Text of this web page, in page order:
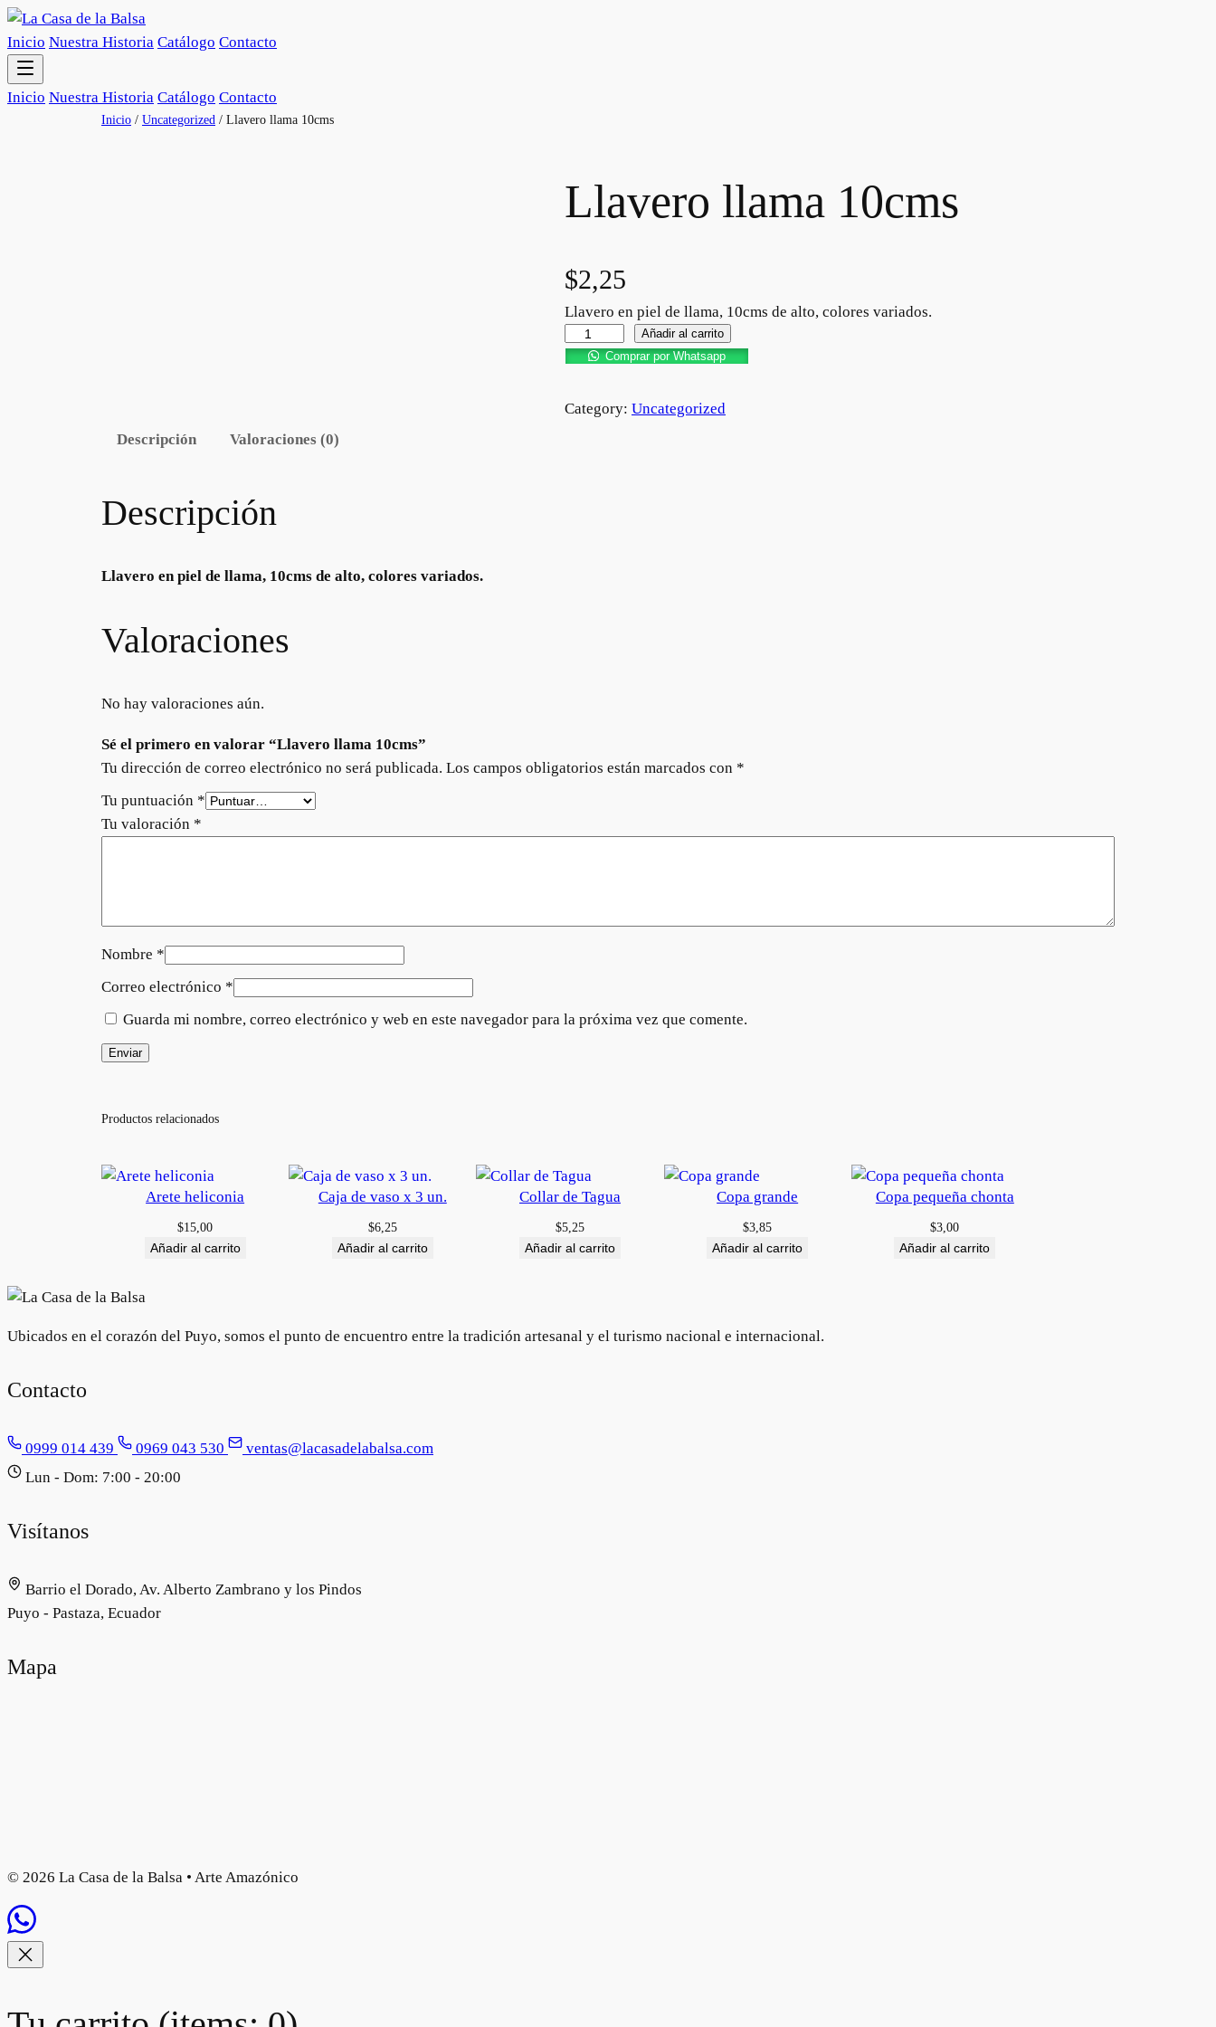
Inicio Nuestra Historia Catálogo Contacto
Inicio Nuestra Historia Catálogo Contacto
Inicio / Uncategorized / Llavero llama 10cms
Llavero llama 10cms
$2,25
Llavero en piel de llama, 10cms de alto, colores variados.
Añadir al carrito
Comprar por Whatsapp
Category: Uncategorized
Descripción
Valoraciones (0)
Descripción
Llavero en piel de llama, 10cms de alto, colores variados.
Valoraciones
No hay valoraciones aún.
Sé el primero en valorar “Llavero llama 10cms”
Tu dirección de correo electrónico no será publicada. Los campos obligatorios están marcados con *
Tu puntuación *
Tu valoración *
Nombre *
Correo electrónico *
Guarda mi nombre, correo electrónico y web en este navegador para la próxima vez que comente.
Productos relacionados
Arete heliconia
$15,00
Añadir al carrito
Caja de vaso x 3 un.
$6,25
Añadir al carrito
Collar de Tagua
$5,25
Añadir al carrito
Copa grande
$3,85
Añadir al carrito
Copa pequeña chonta
$3,00
Añadir al carrito
Ubicados en el corazón del Puyo, somos el punto de encuentro entre la tradición artesanal y el turismo nacional e internacional.
Contacto
0999 014 439 0969 043 530
ventas@lacasadelabalsa.com
Lun - Dom: 7:00 - 20:00
Visítanos
Barrio el Dorado, Av. Alberto Zambrano y los Pindos
Puyo - Pastaza, Ecuador
Mapa
© 2026 La Casa de la Balsa • Arte Amazónico